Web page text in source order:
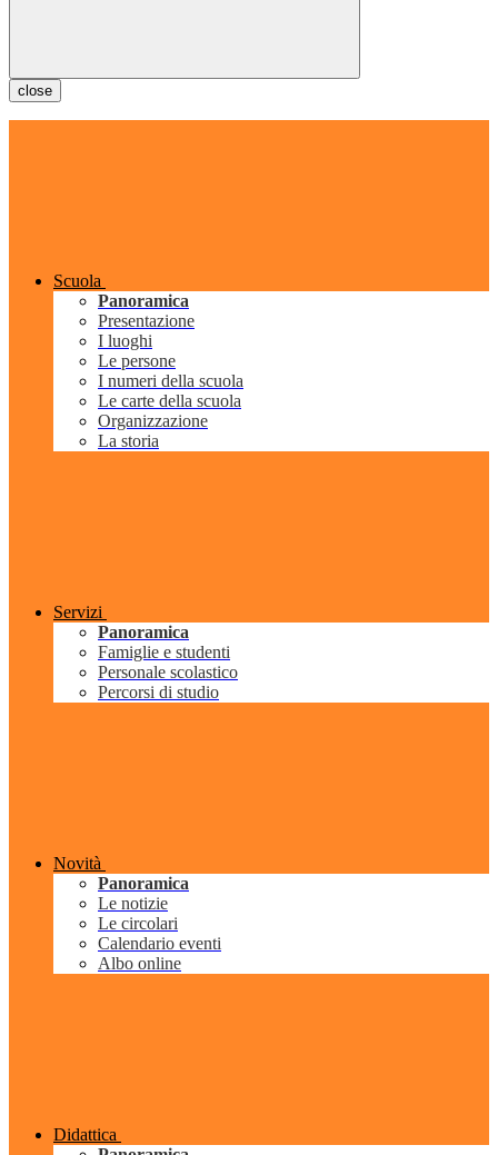
close
Scuola
Panoramica
Presentazione
I luoghi
Le persone
I numeri della scuola
Le carte della scuola
Organizzazione
La storia
Servizi
Panoramica
Famiglie e studenti
Personale scolastico
Percorsi di studio
Novità
Panoramica
Le notizie
Le circolari
Calendario eventi
Albo online
Didattica